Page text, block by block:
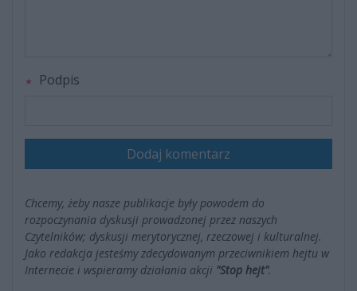
Podpis
Dodaj komentarz
Chcemy, żeby nasze publikacje były powodem do
rozpoczynania dyskusji prowadzonej przez naszych
Czytelników; dyskusji merytorycznej, rzeczowej i kulturalnej.
Jako redakcja jesteśmy zdecydowanym przeciwnikiem hejtu w
Internecie i wspieramy działania akcji "Stop hejt".